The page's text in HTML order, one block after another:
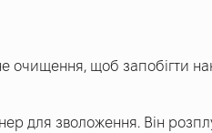
очищення, щоб запобігти
для зволоження. Він